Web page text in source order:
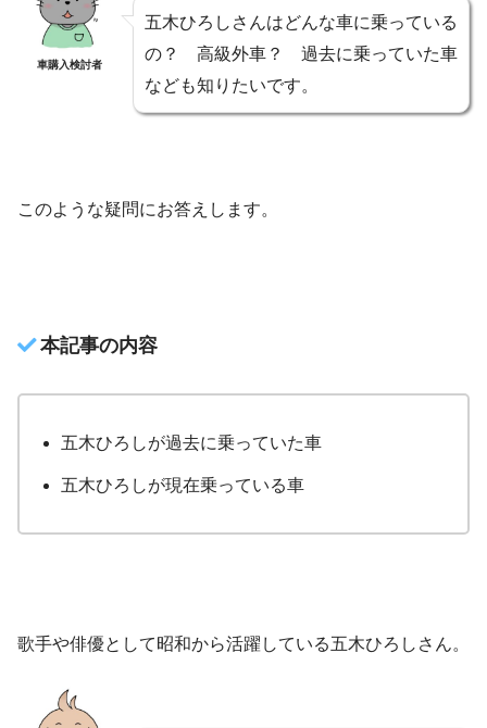
車購入検討者
五木ひろしさんはどんな車に乗っている
の？ 高級外車？ 過去に乗っていた車
なども知りたいです。
このような疑問にお答えします。
本記事の内容
五木ひろしが過去に乗っていた車
五木ひろしが現在乗っている車
歌手や俳優として昭和から活躍している五木ひろしさん。